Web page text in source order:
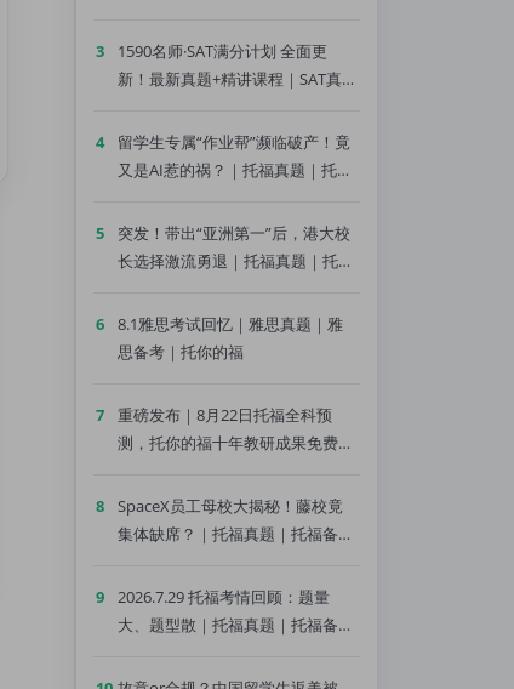
3
1590名师·SAT满分计划 全面更
新！最新真题+精讲课程｜SAT真题
4
留学生专属“作业帮”濒临破产！竟
又是AI惹的祸？｜托福真题｜托福
5
突发！带出“亚洲第一”后，港大校
长选择激流勇退｜托福真题｜托福
6
8.1雅思考试回忆｜雅思真题｜雅
思备考｜托你的福
7
重磅发布｜8月22日托福全科预
测，托你的福十年教研成果免费领
8
SpaceX员工母校大揭秘！藤校竟
集体缺席？｜托福真题｜托福备考
9
2026.7.29 托福考情回顾：题量
大、题型散｜托福真题｜托福备考